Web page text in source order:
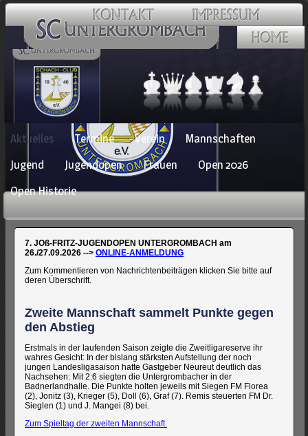
Navigation
überspringen
Aktuelles Termine Verein
Mannschaften
Jugend
Jugendopen Frauen
Open 2026
Open Historie
7. JOß-FRITZ-JUGENDOPEN UNTERGROMBACH am
26./27.09.2026 --> ONLINE-ANMELDUNG
Zum Kommentieren von Nachrichtenbeiträgen klicken Sie bitte auf
deren Überschrift.
Zweite Mannschaft sammelt Punkte gegen
den Abstieg
Erstmals in der laufenden Saison zeigte die Zweitligareserve ihr
wahres Gesicht: In der bislang stärksten Aufstellung der noch
jungen Landesligasaison hatte Gastgeber Neureut deutlich das
Nachsehen: Mit 2:6 siegten die Untergrombacher in der
Badnerlandhalle. Die Punkte holten jeweils mit Siegen FM Florea
(2), Jonitz (3), Krieger (5), Doll (6), Graf (7). Remis steuerten FM Dr.
Sieglen (1) und J. Mangei (8) bei.
Zum Spieltag der zweiten Mannschaft.